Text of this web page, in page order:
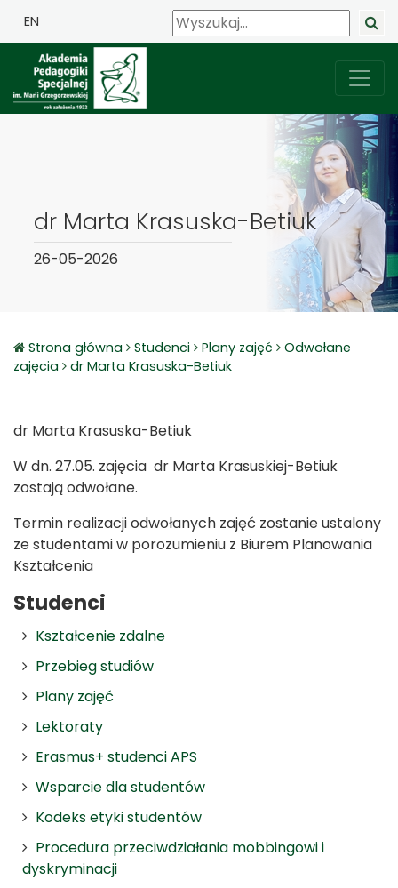
EN
dr Marta Krasuska-Betiuk
26-05-2026
Strona główna Studenci Plany zajęć
Odwołane
zajęcia
dr Marta Krasuska-Betiuk
Studenci
Kształcenie zdalne
Przebieg studiów
Plany zajęć
Lektoraty
Erasmus+ studenci APS
Wsparcie dla studentów
Kodeks etyki studentów
Procedura przeciwdziałania mobbingowi i
dyskryminacji
dr Marta Krasuska-Betiuk
W dn. 27.05. zajęcia dr Marta Krasuskiej-Betiuk
zostają odwołane.
Termin realizacji odwołanych zajęć zostanie ustalony
ze studentami w porozumieniu z Biurem Planowania
Kształcenia